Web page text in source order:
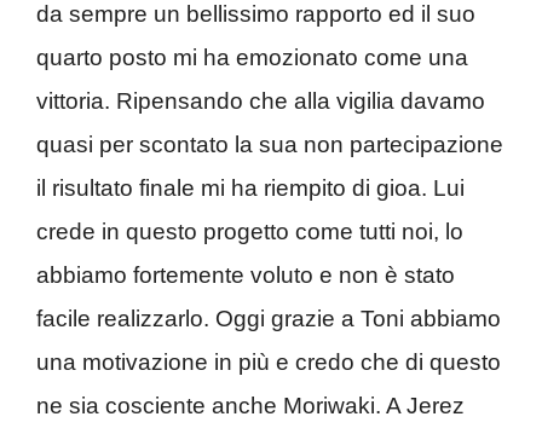
da sempre un bellissimo rapporto ed il suo
quarto posto mi ha emozionato come una
vittoria. Ripensando che alla vigilia davamo
quasi per scontato la sua non partecipazione
il risultato finale mi ha riempito di gioa. Lui
crede in questo progetto come tutti noi, lo
abbiamo fortemente voluto e non è stato
facile realizzarlo. Oggi grazie a Toni abbiamo
una motivazione in più e credo che di questo
ne sia cosciente anche Moriwaki. A Jerez